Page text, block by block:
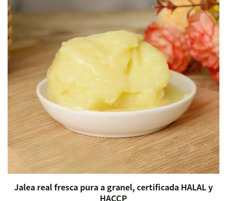
Jalea real fresca pura a granel, certificada HALAL y
HACCP